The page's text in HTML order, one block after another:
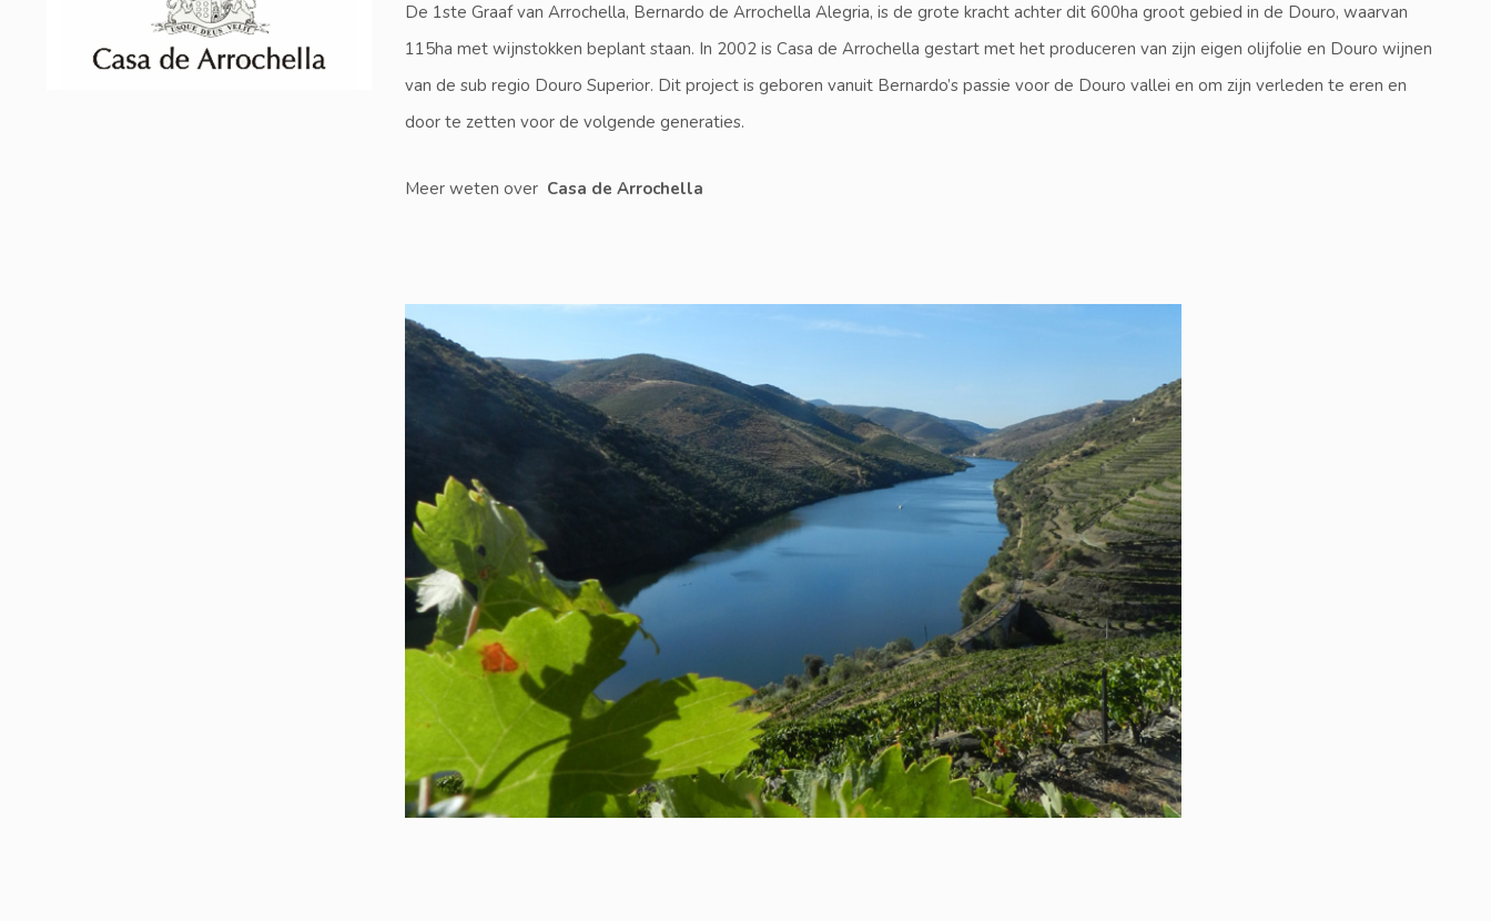
De 1ste Graaf van Arrochella, Bernardo de Arrochella Alegria, is de grote kracht achter dit 600ha groot gebied in de Douro, waarvan
115ha met wijnstokken beplant staan. In 2002 is Casa de Arrochella gestart met het produceren van zijn eigen olijfolie en Douro wijnen
van de sub regio Douro Superior. Dit project is geboren vanuit Bernardo’s passie voor de Douro vallei en om zijn verleden te eren en
door te zetten voor de volgende generaties.
Meer weten over Casa de Arrochella